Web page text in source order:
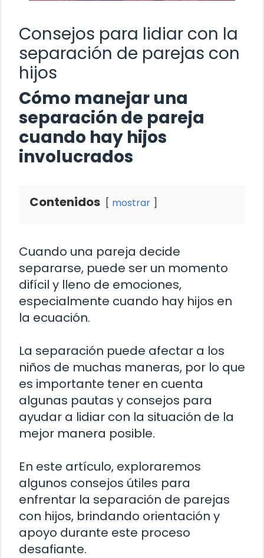
Consejos para lidiar con la
separación de parejas con
hijos
Cómo manejar una
separación de pareja
cuando hay hijos
involucrados
Contenidos mostrar
Cuando una pareja decide
separarse, puede ser un momento
difícil y lleno de emociones,
especialmente cuando hay hijos en
la ecuación.
La separación puede afectar a los
niños de muchas maneras, por lo que
es importante tener en cuenta
algunas pautas y consejos para
ayudar a lidiar con la situación de la
mejor manera posible.
En este artículo, exploraremos
algunos consejos útiles para
enfrentar la separación de parejas
con hijos, brindando orientación y
apoyo durante este proceso
desafiante.